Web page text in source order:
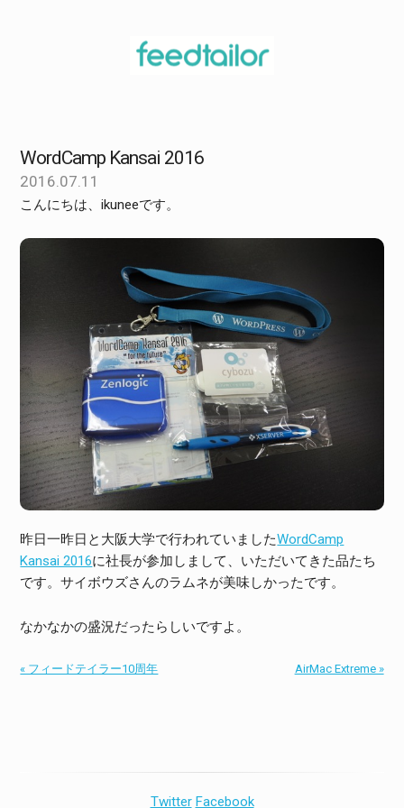
WordCamp Kansai 2016
2016.07.11
こんにちは、ikuneeです。
昨日一昨日と大阪大学で行われていましたWordCamp
Kansai 2016に社長が参加しまして、いただいてきた品たち
です。サイボウズさんのラムネが美味しかったです。
なかなかの盛況だったらしいですよ。
« フィードテイラー10周年 AirMac Extreme »
Twitter Facebook